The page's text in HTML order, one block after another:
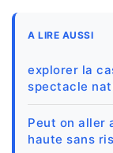
A LIRE AUSSI
explorer la
spectacle
Peut on aller
haute sans